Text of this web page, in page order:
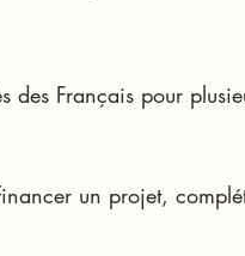
des Français pour
un projet,